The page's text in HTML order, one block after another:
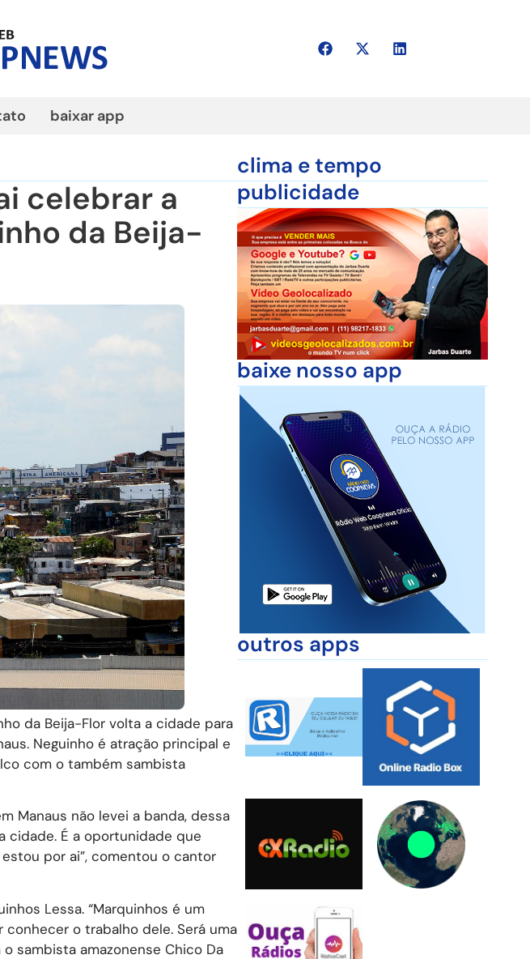
baixar app
celebrar a
da Beija-
da Beija-Flor volta a cidade para
Neguinho é atração principal e
com o também sambista
Manaus não levei a banda, dessa
cidade. É a oportunidade que
por ai”, comentou o cantor
Lessa. “Marquinhos é um
o trabalho dele. Será uma
sambista amazonense Chico Da
clima e tempo
publicidade
baixe nosso app
outros apps